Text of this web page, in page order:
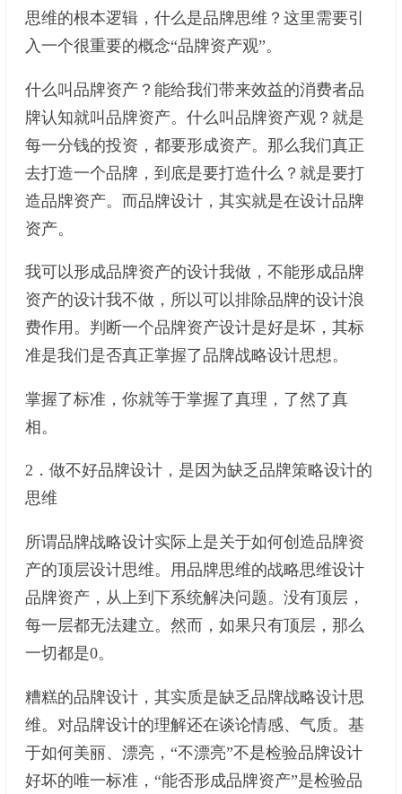
思维的根本逻辑，什么是品牌思维？这里需要引
入一个很重要的概念“品牌资产观”。
什么叫品牌资产？能给我们带来效益的消费者品
牌认知就叫品牌资产。什么叫品牌资产观？就是
每一分钱的投资，都要形成资产。那么我们真正
去打造一个品牌，到底是要打造什么？就是要打
造品牌资产。而品牌设计，其实就是在设计品牌
资产。
我可以形成品牌资产的设计我做，不能形成品牌
资产的设计我不做，所以可以排除品牌的设计浪
费作用。判断一个品牌资产设计是好是坏，其标
准是我们是否真正掌握了品牌战略设计思想。
掌握了标准，你就等于掌握了真理，了然了真
相。
2．做不好品牌设计，是因为缺乏品牌策略设计的
思维
所谓品牌战略设计实际上是关于如何创造品牌资
产的顶层设计思维。用品牌思维的战略思维设计
品牌资产，从上到下系统解决问题。没有顶层，
每一层都无法建立。然而，如果只有顶层，那么
一切都是0。
糟糕的品牌设计，其实质是缺乏品牌战略设计思
维。对品牌设计的理解还在谈论情感、气质。基
于如何美丽、漂亮，“不漂亮”不是检验品牌设计
好坏的唯一标准，“能否形成品牌资产”是检验品